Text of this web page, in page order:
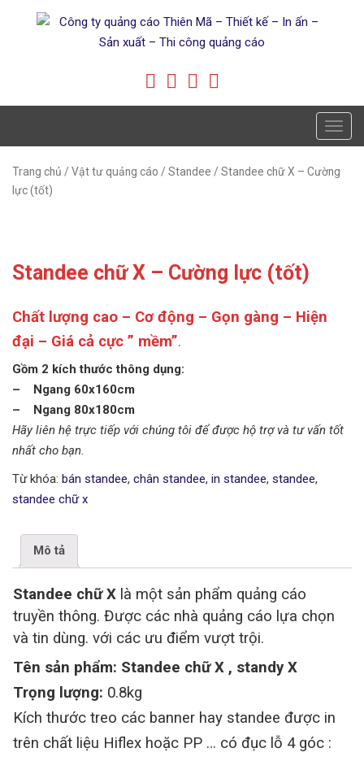
T
o
g
n
Trang chủ / Vật tư quảng cáo / Standee / Standee chữ X – Cường
lực (tốt)
Standee chữ X – Cường lực (tốt)
Chất lượng cao – Cơ động – Gọn gàng – Hiện
đại – Giá cả cực ” mềm”.
Gồm 2 kích thước thông dụng:
– Ngang 60x160cm
– Ngang 80x180cm
Hãy liên hệ trực tiếp với chúng tôi để được hộ trợ và tư vấn tốt
nhất cho bạn.
Từ khóa: bán standee, chân standee, in standee, standee,
standee chữ x
Mô tả
Standee chữ X là một sản phẩm quảng cáo
truyền thông. Được các nhà quảng cáo lựa chọn
và tin dùng. với các ưu điểm vượt trội.
Tên sản phẩm: Standee chữ X , standy X
Trọng lượng: 0.8kg
Kích thước treo các banner hay standee được in
trên chất liệu Hiflex hoặc PP … có đục lỗ 4 góc :